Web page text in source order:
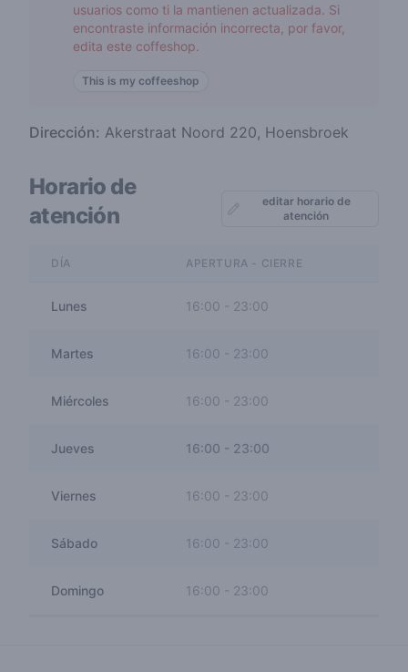
usuarios como ti la mantienen actualizada. Si
encontraste información incorrecta, por favor,
edita este coffeshop.
This is my coffeeshop
Dirección: Akerstraat Noord 220, Hoensbroek
Horario de
atención
editar horario de
atención
DÍA APERTURA - CIERRE
Lunes 16:00 - 23:00
Martes 16:00 23:00
Miércoles 16:00 - 23:00
Jueves 16:00 - 23:00
Viernes 16:00 - 23:00
Sábado 16:00 23:00
Domingo 16:00 - 23:00